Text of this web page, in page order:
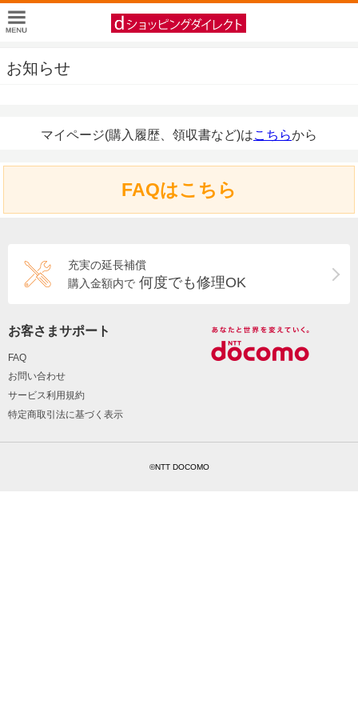
お知らせ
マイページ(購入履歴、領収書など)はこちらから
FAQはこちら
充実の延長補償
購入金額内で 何度でも修理OK
お客さまサポート
FAQ
お問い合わせ
サービス利用規約
特定商取引法に基づく表示
©NTT DOCOMO